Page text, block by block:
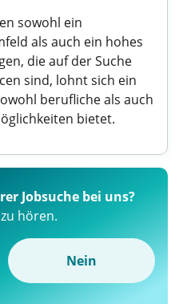
sowohl ein
als auch ein hohes
die auf der Suche
sind, lohnt sich ein
berufliche als auch
bietet.
Jobsuche bei uns?
hören.
Nein